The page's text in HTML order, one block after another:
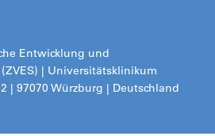
Entwicklung und
| Universitätsklinikum
| 97070 Würzburg | Deutschland